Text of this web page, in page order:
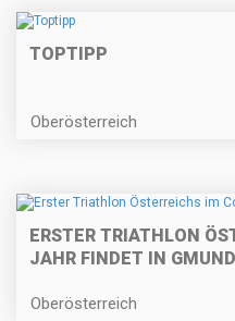
TOPTIPP
Oberösterreich
ERSTER TRIATHLON
JAHR FINDET IN
Oberösterreich